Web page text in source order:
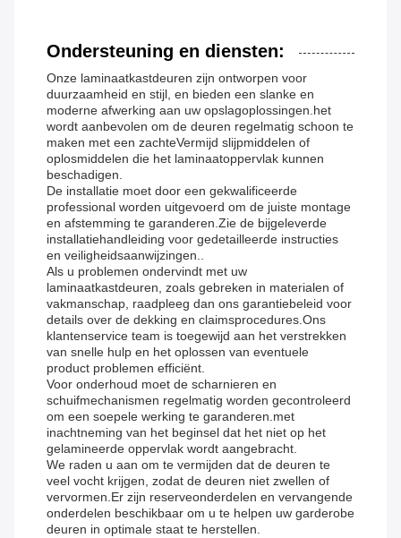
Ondersteuning en diensten:
Onze laminaatkastdeuren zijn ontworpen voor
duurzaamheid en stijl, en bieden een slanke en
moderne afwerking aan uw opslagoplossingen.het
wordt aanbevolen om de deuren regelmatig schoon te
maken met een zachteVermijd slijpmiddelen of
oplosmiddelen die het laminaatoppervlak kunnen
beschadigen.
De installatie moet door een gekwalificeerde
professional worden uitgevoerd om de juiste montage
en afstemming te garanderen.Zie de bijgeleverde
installatiehandleiding voor gedetailleerde instructies
en veiligheidsaanwijzingen..
Als u problemen ondervindt met uw
laminaatkastdeuren, zoals gebreken in materialen of
vakmanschap, raadpleeg dan ons garantiebeleid voor
details over de dekking en claimsprocedures.Ons
klantenservice team is toegewijd aan het verstrekken
van snelle hulp en het oplossen van eventuele
product problemen efficiënt.
Voor onderhoud moet de scharnieren en
schuifmechanismen regelmatig worden gecontroleerd
om een soepele werking te garanderen.met
inachtneming van het beginsel dat het niet op het
gelamineerde oppervlak wordt aangebracht.
We raden u aan om te vermijden dat de deuren te
veel vocht krijgen, zodat de deuren niet zwellen of
vervormen.Er zijn reserveonderdelen en vervangende
onderdelen beschikbaar om u te helpen uw garderobe
deuren in optimale staat te herstellen.